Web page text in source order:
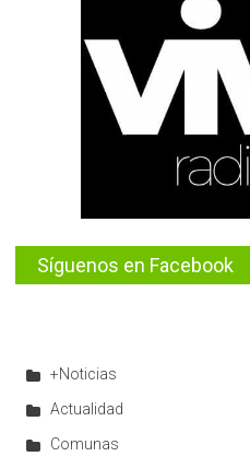
Síguenos en Facebook
+Noticias
Actualidad
Comunas